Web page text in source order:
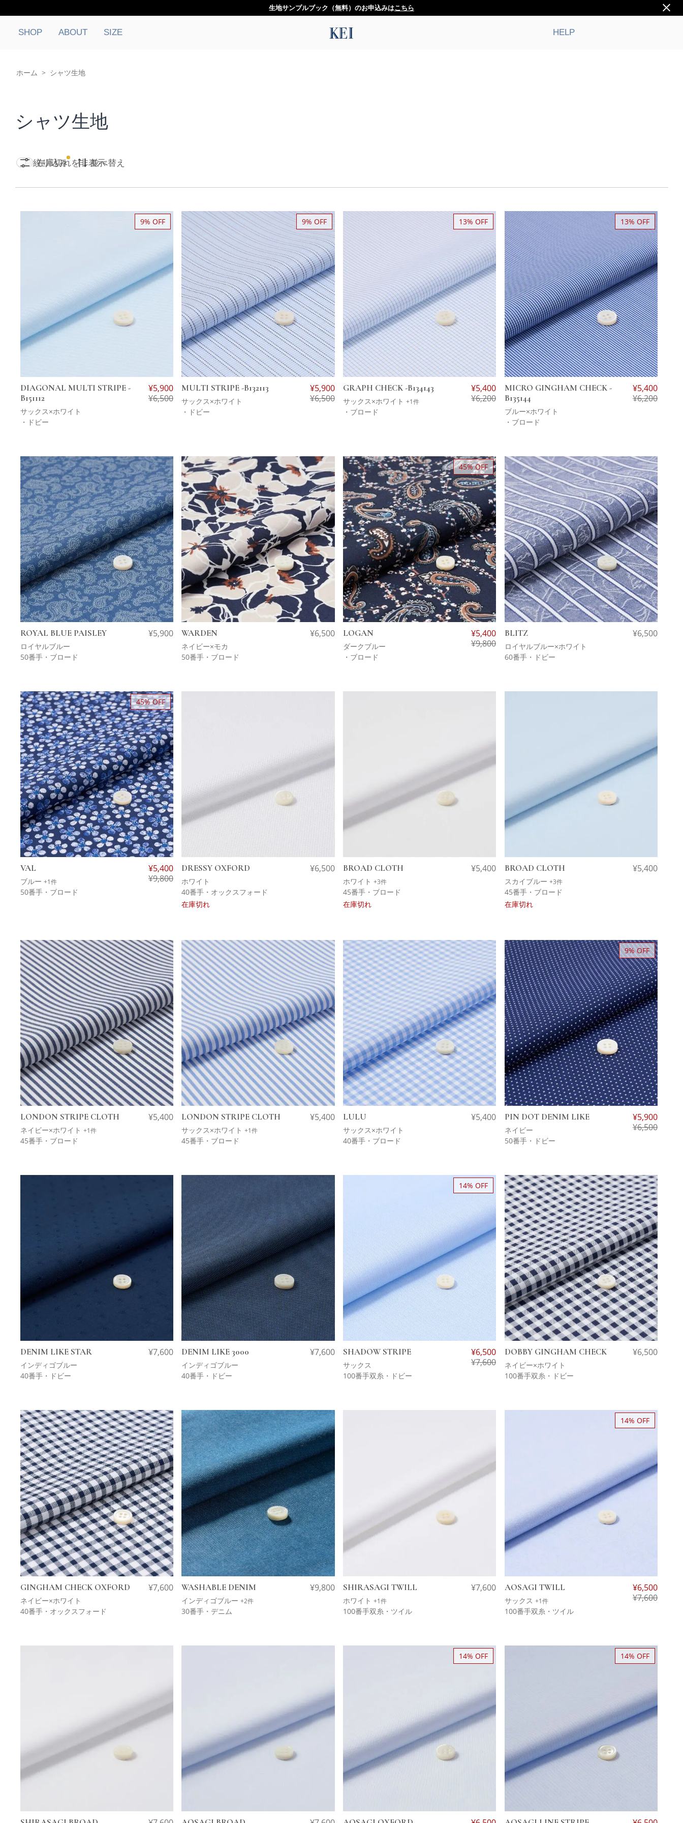
生地サンプルブック（無料）のお申込みはこちら
SHOP ABOUT SIZE HELP
ホーム > シャツ生地
シャツ生地
在庫切れを非表示
絞り込み 並べ替え
9% OFF
DIAGONAL MULTI STRIPE -
B151112
サックス×ホワイト
¥5,900
¥6,500
・ドビー
9% OFF
MULTI STRIPE -B132113
サックス×ホワイト
¥5,900
¥6,500
・ドビー
13% OFF
GRAPH CHECK -B134143
サックス×ホワイト +1件
¥5,400
¥6,200
・ブロード
13% OFF
MICRO GINGHAM CHECK -
B135144
ブルー×ホワイト
¥5,400
¥6,200
・ブロード
ROYAL BLUE PAISLEY
ロイヤルブルー
¥5,900
50番手・ブロード
WARDEN
ネイビー×モカ
¥6,500
50番手・ブロード
45% OFF
LOGAN
ダークブルー
¥5,400
¥9,800
・ブロード
BLITZ
ロイヤルブルー×ホワイト
¥6,500
60番手・ドビー
45% OFF
VAL
ブルー +1件
¥5,400
¥9,800
50番手・ブロード
DRESSY OXFORD
ホワイト
¥6,500
40番手・オックスフォード
在庫切れ
BROAD CLOTH
ホワイト +3件
¥5,400
45番手・ブロード
在庫切れ
BROAD CLOTH
スカイブルー +3件
¥5,400
45番手・ブロード
在庫切れ
LONDON STRIPE CLOTH
ネイビー×ホワイト +1件
¥5,400
45番手・ブロード
LONDON STRIPE CLOTH
サックス×ホワイト+1件
¥5,400
45番手・ブロード
LULU
サックス×ホワイト
¥5,400
40番手・ブロード
9% OFF
PIN DOT DENIM LIKE
ネイビー
¥5,900
¥6,500
50番手・ドビー
DENIM LIKE STAR
インディゴブルー
¥7,600
40番手・ドビー
DENIM LIKE 3000
インディゴブルー
¥7,600
40番手・ドビー
14% OFF
SHADOW STRIPE
サックス
¥6,500
¥7,600
100番手双糸・ドビー
DOBBY GINGHAM CHECK
ネイビー×ホワイト
¥6,500
100番手双糸・ドビー
GINGHAM CHECK OXFORD
ネイビー×ホワイト
¥7,600
40番手・オックスフォード
WASHABLE DENIM
インディゴブルー+2件
¥9,800
30番手・デニム
SHIRASAGI TWILL
ホワイト +1件
¥7,600
100番手双糸・ツイル
14% OFF
AOSAGI TWILL
サックス +1件
¥6,500
¥7,600
100番手双糸・ツイル
14% OFF 14% OFF